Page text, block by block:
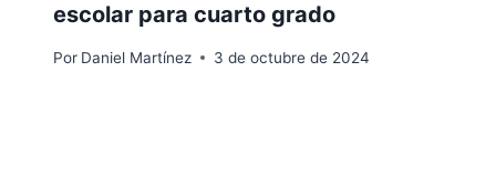
escolar para cuarto grado
Por Daniel Martínez 3 de octubre de 2024